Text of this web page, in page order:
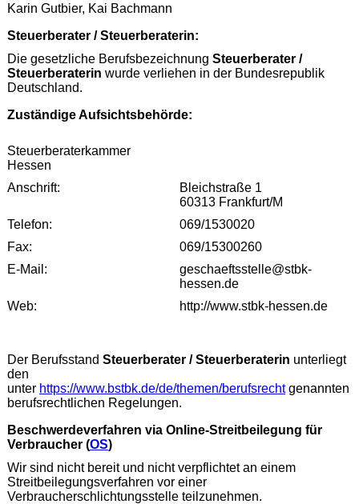
Karin Gutbier, Kai Bachmann
Steuerberater / Steuerberaterin:
Die gesetzliche Berufsbezeichnung Steuerberater /
Steuerberaterin wurde verliehen in der Bundesrepublik
Deutschland.
Zuständige Aufsichtsbehörde:
Steuerberaterkammer
Hessen
Anschrift:
Bleichstraße 1
60313 Frankfurt/M
Telefon:
069/1530020
Fax:
069/15300260
E-Mail:
geschaeftsstelle@stbk-
hessen.de
Web:
http://www.stbk-hessen.de
Der Berufsstand Steuerberater / Steuerberaterin unterliegt
den
unter https://www.bstbk.de/de/themen/berufsrechtgenannten
berufsrechtlichen Regelungen.
Beschwerdeverfahren via Online-Streitbeilegung für
Verbraucher (OS)
Wir sind nicht bereit und nicht verpflichtet an einem
Streitbeilegungsverfahren vor einer
Verbraucherschlichtungsstelle teilzunehmen.